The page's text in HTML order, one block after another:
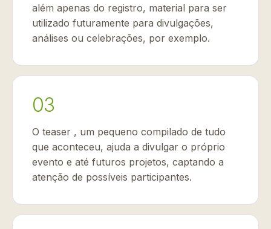
além apenas do registro, material para ser
utilizado futuramente para divulgações,
análises ou celebrações, por exemplo.
03
O teaser , um pequeno compilado de tudo
que aconteceu, ajuda a divulgar o próprio
evento e até futuros projetos, captando a
atenção de possíveis participantes.